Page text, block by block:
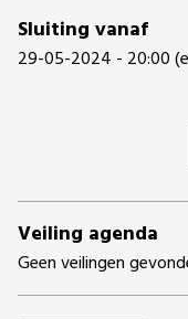
Sluiting vanaf
29-05-2024 - 20:00
Veiling agenda
Geen veilingen